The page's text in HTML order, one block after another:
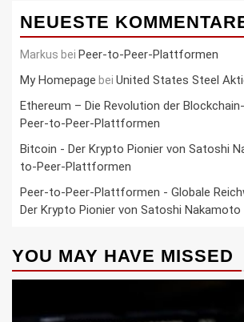
NEUESTE
Markus bei Peer-to-Peer-Plattformen
My Homepage bei United States Steel
Ethereum – Die Revolution der
Peer-to-Peer-Plattformen
Bitcoin - Der Krypto Pionier von Satoshi
to-Peer-Plattformen
Peer-to-Peer-Plattformen - Globale
Der Krypto Pionier von Satoshi Nakamoto
YOU MAY HAVE MISSED